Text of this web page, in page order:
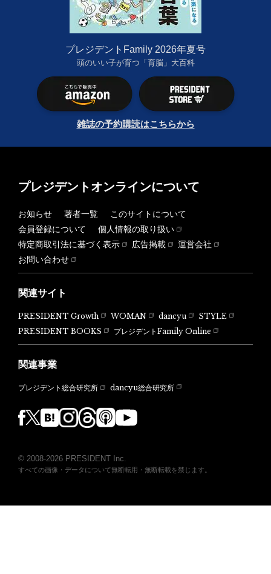
プレジデントFamily 2026年夏号
頭のいい子が育つ「育脳」大百科
雑誌の予約購読はこちらから
プレジデントオンラインについて
お知らせ 著者一覧
このサイトについて
会員登録について
個人情報の取り扱い
特定商取引法に基づく表示
広告掲載
運営会社
お問い合わせ
関連サイト
PRESIDENT Growth WOMAN dancyu
STYLE
PRESIDENT BOOKS
プレジデントFamily Online
関連事業
プレジデント総合研究所 dancyu総合研究所
© 2008-2026 PRESIDENT Inc.
すべての画像・データについて無断転用・無断転載を禁じます。